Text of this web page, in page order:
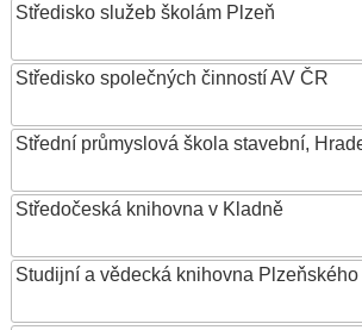
Středisko služeb školám Plzeň
Středisko společných činností AV ČR
Střední průmyslová škola stavební,
Středočeská knihovna v Kladně
Studijní a vědecká knihovna